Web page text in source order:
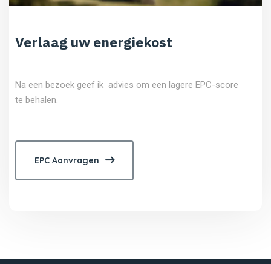
Verlaag uw energiekost
Na een bezoek geef ik advies om een lagere EPC-score
te behalen.
EPC Aanvragen